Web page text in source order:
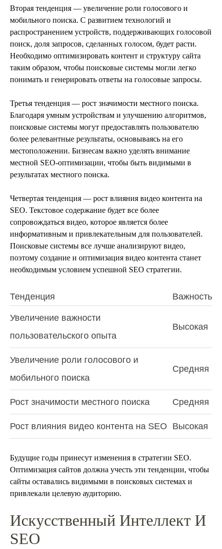
Вторая тенденция — увеличение роли голосового и
мобильного поиска. С развитием технологий и
распространением устройств, поддерживающих голосовой
поиск, доля запросов, сделанных голосом, будет расти.
Необходимо оптимизировать контент и структуру сайта
таким образом, чтобы поисковые системы могли легко
понимать и генерировать ответы на голосовые запросы.
Третья тенденция — рост значимости местного поиска.
Благодаря умным устройствам и улучшению алгоритмов,
поисковые системы могут предоставлять пользователю
более релевантные результаты, основываясь на его
местоположении. Бизнесам важно уделять внимание
местной SEO-оптимизации, чтобы быть видимыми в
результатах местного поиска.
Четвертая тенденция — рост влияния видео контента на
SEO. Текстовое содержание будет все более
сопровождаться видео, которое является более
информативным и привлекательным для пользователей.
Поисковые системы все лучше анализируют видео,
поэтому создание и оптимизация видео контента станет
необходимым условием успешной SEO стратегии.
Тенденция Важность
Увеличение важности
пользовательского опыта
Высокая
Увеличение роли голосового и
мобильного поиска
Средняя
Рост значимости местного поиска Средняя
Рост влияния видео контента на SEO Высокая
Будущие годы принесут изменения в стратегии SEO.
Оптимизация сайтов должна учесть эти тенденции, чтобы
сайты оставались видимыми в поисковых системах и
привлекали целевую аудиторию.
Искусственный Интеллект И
SEO